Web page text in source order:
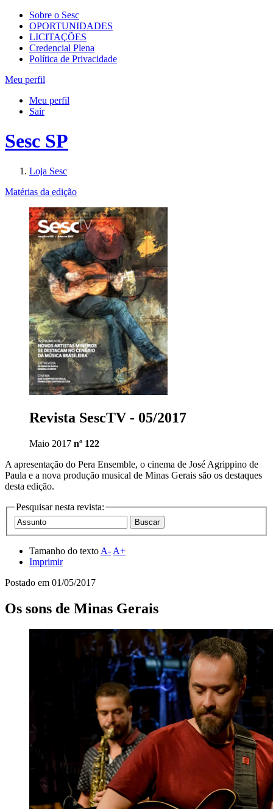
Sobre o Sesc
OPORTUNIDADES
LICITAÇÕES
Credencial Plena
Política de Privacidade
Meu perfil
Meu perfil
Sair
Sesc SP
Loja Sesc
Matérias da edição
Revista SescTV - 05/2017
Maio 2017 nº 122
A apresentação do Pera Ensemble, o cinema de José Agrippino de
Paula e a nova produção musical de Minas Gerais são os destaques
desta edição.
Pesquisar nesta revista:
Tamanho do texto A- A+
Imprimir
Postado em 01/05/2017
Os sons de Minas Gerais